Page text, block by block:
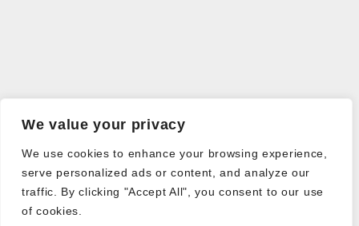
We value your privacy
We use cookies to enhance your browsing experience,
serve personalized ads or content, and analyze our
traffic. By clicking "Accept All", you consent to our use
of cookies.